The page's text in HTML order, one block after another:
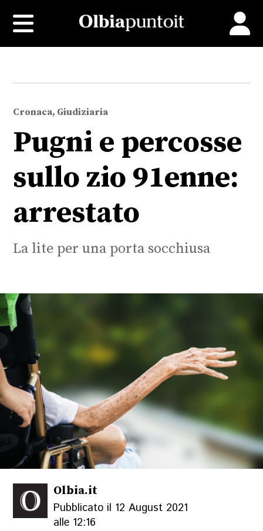
Cronaca, Giudiziaria
Pugni e percosse
sullo zio 91enne:
arrestato
La lite per una porta socchiusa
Olbia.it
Pubblicato il 12 August 2021
alle 12:16